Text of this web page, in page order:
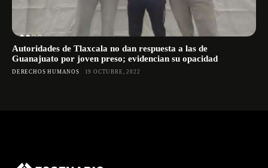
Autoridades de Tlaxcala no dan respuesta a las de
Guanajuato por joven preso; evidencian su opacidad
DERECHOS HUMANOS 19 OCTUBRE, 2022